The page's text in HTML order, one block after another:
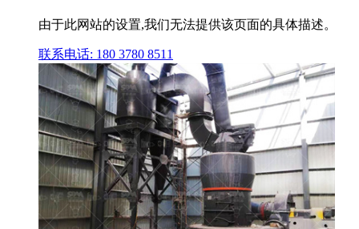
由于此网站的设置,我们无法提供该页面的具体描述。
联系电话: 180 3780 8511